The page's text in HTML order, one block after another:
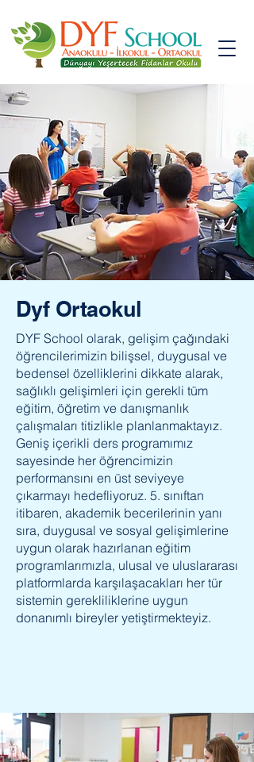
Dyf Ortaokul
DYF School olarak, gelişim çağındaki
öğrencilerimizin bilişsel, duygusal ve
bedensel özelliklerini dikkate alarak,
sağlıklı gelişimleri için gerekli tüm
eğitim, öğretim ve danışmanlık
çalışmaları titizlikle planlanmaktayız.
Geniş içerikli ders programımız
sayesinde her öğrencimizin
performansını en üst seviyeye
çıkarmayı hedefliyoruz. 5. sınıftan
itibaren, akademik becerilerinin yanı
sıra, duygusal ve sosyal gelişimlerine
uygun olarak hazırlanan eğitim
programlarımızla, ulusal ve uluslararası
platformlarda karşılaşacakları her tür
sistemin gerekliliklerine uygun
donanımlı bireyler yetiştirmekteyiz.